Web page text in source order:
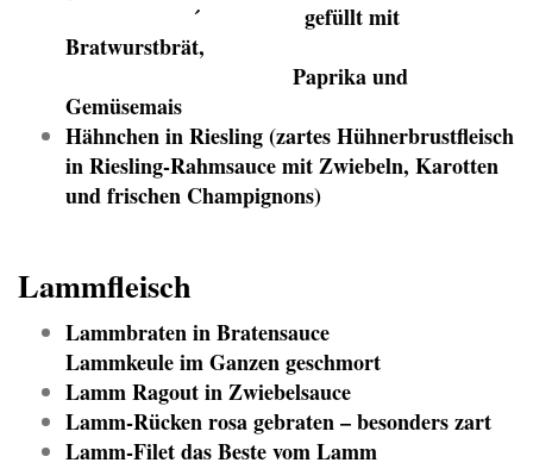
´ gefüllt mit
Bratwurstbrät,
Paprika und
Gemüsemais
Hähnchen in Riesling (zartes Hühnerbrustfleisch
in Riesling-Rahmsauce mit Zwiebeln, Karotten
und frischen Champignons)
Lammfleisch
Lammbraten in Bratensauce
Lammkeule im Ganzen geschmort
Lamm Ragout in Zwiebelsauce
Lamm-Rücken rosa gebraten – besonders zart
Lamm-Filet das Beste vom Lamm